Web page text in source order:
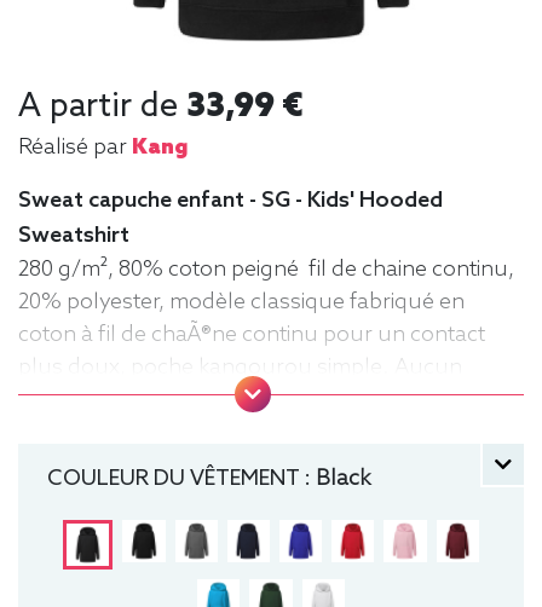
A partir de 33,99 €
Réalisé par Kang
Sweat capuche enfant - SG - Kids' Hooded
Sweatshirt
280 g/m², 80% coton peigné fil de chaine continu,
20% polyester, modèle classique fabriqué en
coton à fil de chaÃ®ne continu pour un contact
plus doux, poche kangourou simple. Aucun
cordon de serrage sur les modèles enfants. .
140 (9-10 ans), 152 (11-12 ans) manche longue,
COULEUR DU VÊTEMENT : Black